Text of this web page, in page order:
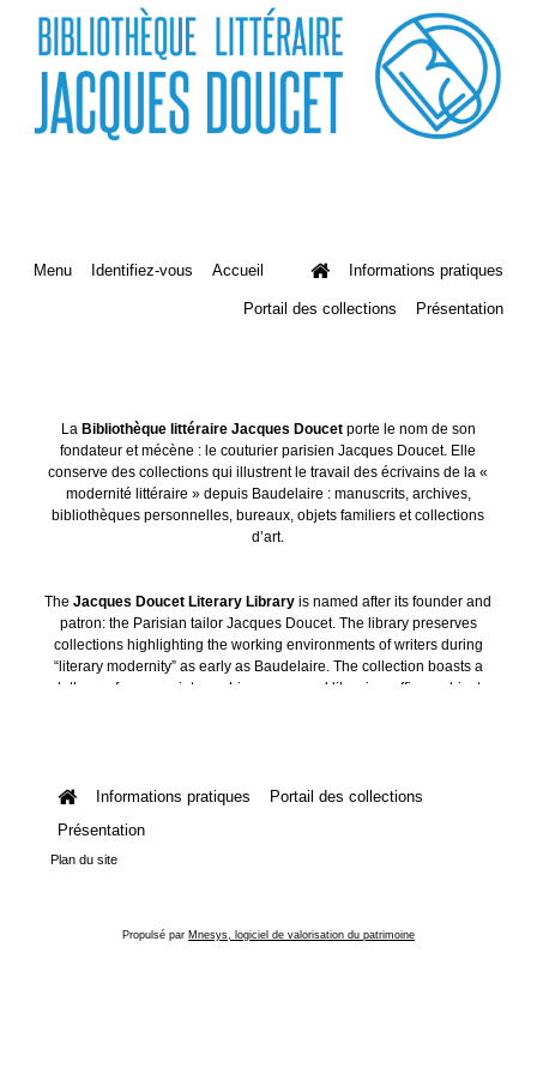
Menu Identifiez-vous Accueil Informations pratiques
Portail des collections Présentation
La Bibliothèque littéraire Jacques Doucetporte le nom de son
fondateur et mécène : le couturier parisien Jacques Doucet. Elle
conserve des collections qui illustrent le travail des écrivains de la «
modernité littéraire » depuis Baudelaire : manuscrits, archives,
bibliothèques personnelles, bureaux, objets familiers et collections
d’art.
TheJacques Doucet Literary Library is named after its founder and
patron: the Parisian tailor Jacques Doucet. The library preserves
collections highlighting the working environments of writers during
“literary modernity” as early as Baudelaire. The collection boasts a
plethora of manuscripts, archives, personal libraries, offices, objects
Informations pratiques
Portail des collections
Présentation
Plan du site
Propulsé par Mnesys, logiciel de valorisation du patrimoine